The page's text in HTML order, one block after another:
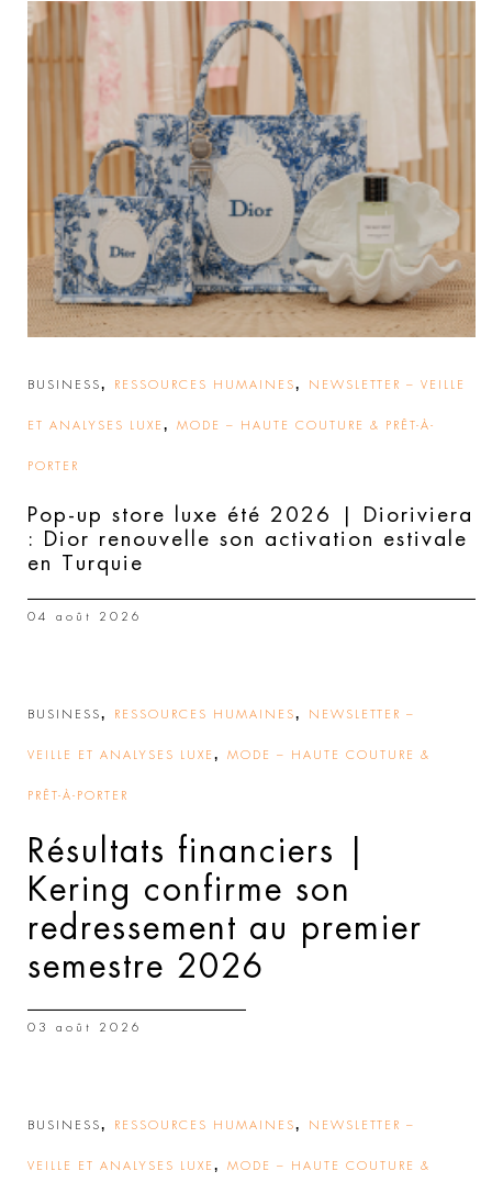
BUSINESS, RESSOURCES HUMAINES, NEWSLETTER – VEILLE
ET ANALYSES LUXE , MODE – HAUTE COUTURE & PRÊT-À-
PORTER
Pop-up store luxe été 2026 | Dioriviera
: Dior renouvelle son activation estivale
en Turquie
04 août 2026
BUSINESS, RESSOURCES HUMAINES, NEWSLETTER –
VEILLE ET ANALYSES LUXE , MODE – HAUTE COUTURE &
PRÊT-À-PORTER
Résultats financiers |
Kering confirme son
redressement au premier
semestre 2026
03 août 2026
BUSINESS, RESSOURCES HUMAINES, NEWSLETTER –
VEILLE ET ANALYSES LUXE , MODE – HAUTE COUTURE &